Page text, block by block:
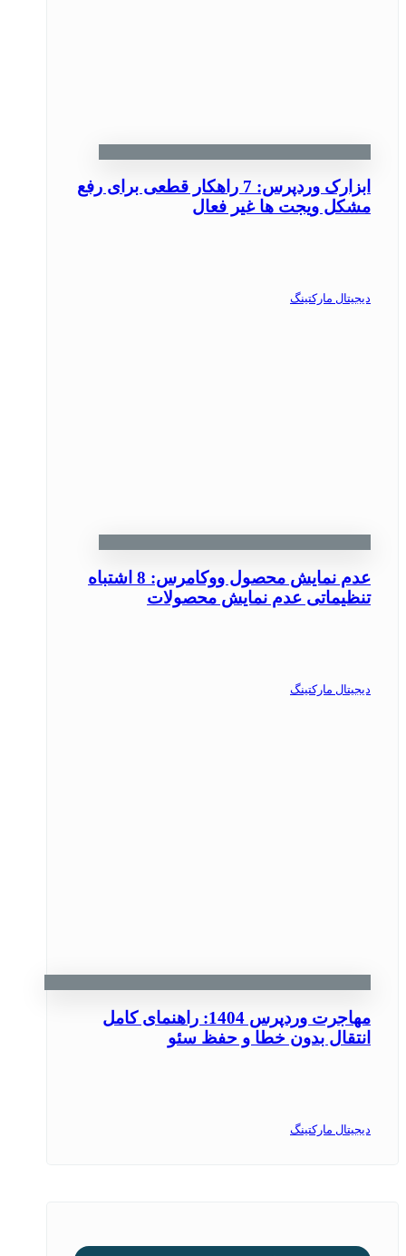
ابزارک وردپرس: 7 راهکار قطعی برای رفع
مشکل ویجت ها غیر فعال
دیجیتال مارکتینگ
عدم نمایش محصول ووکامرس: 8 اشتباه
تنظیماتی عدم نمایش محصولات
دیجیتال مارکتینگ
مهاجرت وردپرس 1404: راهنمای کامل
انتقال بدون خطا و حفظ سئو
دیجیتال مارکتینگ